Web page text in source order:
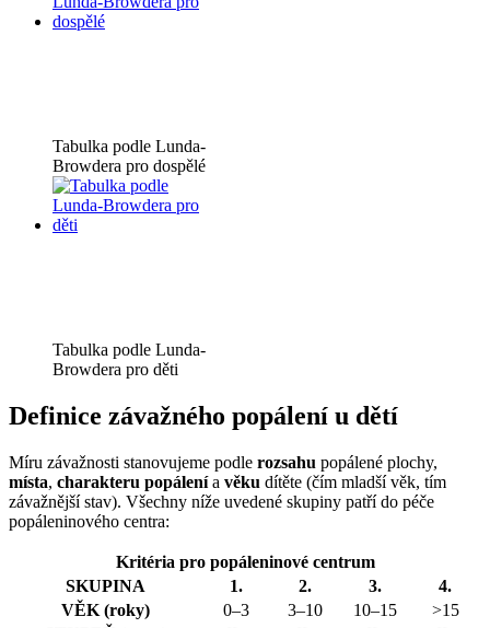
Tabulka podle Lunda-
Browdera pro dospělé
Tabulka podle Lunda-
Browdera pro děti
Definice závažného popálení u dětí
Míru závažnosti stanovujeme podle rozsahu popálené plochy,
místa, charakteru popálenía věku dítěte (čím mladší věk, tím
závažnější stav). Všechny níže uvedené skupiny patří do péče
popáleninového centra:
Kritéria pro popáleninové centrum
SKUPINA
1. 2. 3.
4.
VĚK (roky)
0–3 3–10 10–15
>15